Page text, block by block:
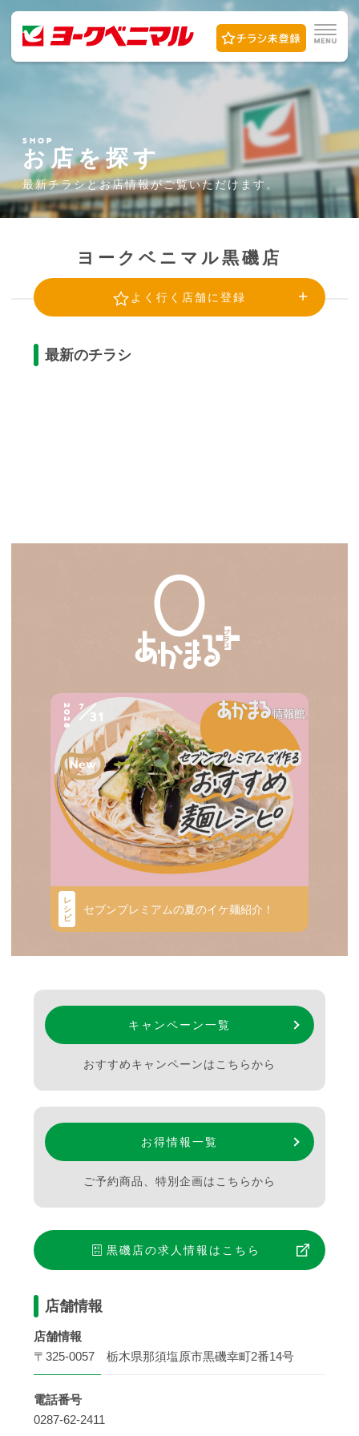
SHOP
お店を探す
最新チラシとお店情報がご覧いただけます。
ヨークベニマル黒磯店
よく行く店舗に登録
最新のチラシ
キャンペーン一覧
おすすめキャンペーンはこちらから
お得情報一覧
ご予約商品、特別企画はこちらから
黒磯店の求人情報はこちら
2026 7
31
レ
シ
ピ
セブンプレミアムの夏のイケ麺紹介！
店舗情報
店舗情報
〒325-0057 栃木県那須塩原市黒磯幸町2番14号
電話番号
0287-62-2411